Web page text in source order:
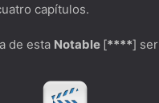
capítulos.
de esta Notable [****]